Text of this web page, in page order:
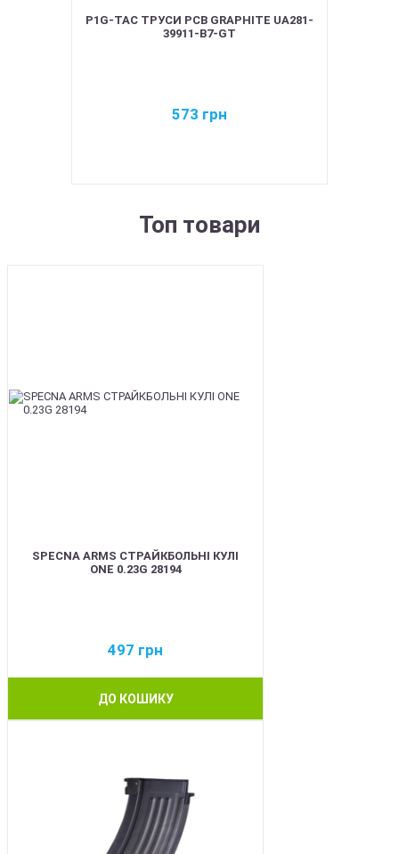
P1G-TAC ТРУСИ PCB GRAPHITE UA281-
39911-B7-GT
573 грн
Топ товари
SPECNA ARMS СТРАЙКБОЛЬНІ КУЛІ
ONE 0.23G 28194
497 грн
ДО КОШИКУ